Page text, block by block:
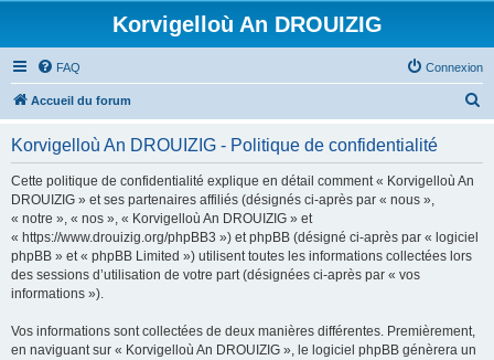
Korvigelloù An DROUIZIG
FAQ Connexion
Accueil du forum
Korvigelloù An DROUIZIG - Politique de confidentialité
Cette politique de confidentialité explique en détail comment « Korvigelloù An
DROUIZIG » et ses partenaires affiliés (désignés ci-après par « nous »,
« notre », « nos », « Korvigelloù An DROUIZIG » et
« https://www.drouizig.org/phpBB3 ») et phpBB (désigné ci-après par « logiciel
phpBB » et « phpBB Limited ») utilisent toutes les informations collectées lors
des sessions d’utilisation de votre part (désignées ci-après par « vos
informations »).
Vos informations sont collectées de deux manières différentes. Premièrement,
en naviguant sur « Korvigelloù An DROUIZIG », le logiciel phpBB génèrera un